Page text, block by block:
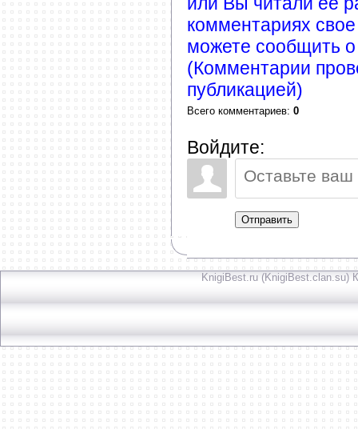
комментариях
можете сообщить
(Комментарии
публикацией)
Всего комментариев: 0
Войдите:
Отправить
KnigiBest.ru (KnigiBest.clan.su)